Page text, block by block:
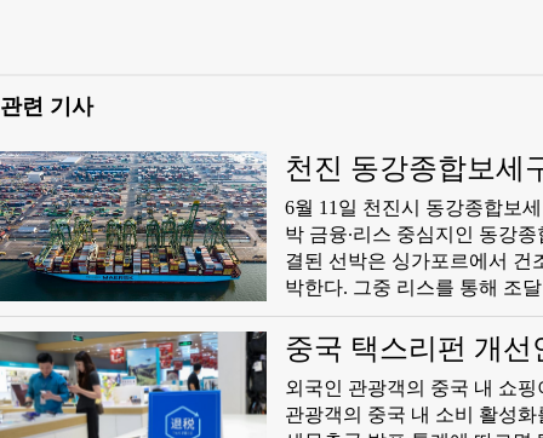
관련 기사
천진 동강종합보세
6월 11일 천진시 동강종합보
박 금융∙리스 중심지인 동강종합보세
결된 선박은 싱가포르에서 건
박한다. 그중 리스를 통해 조달된 자금은 약
중국 본토 선박 및 해양 엔지
전해졌다.
중국 택스리펀 개선
외국인 관광객의 중국 내 쇼핑이 확대된 것으로 나
관광객의 중국 내 소비 활성화를